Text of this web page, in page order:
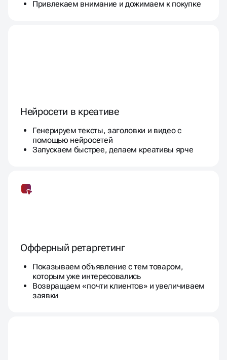
Привлекаем внимание и дожимаем к покупке
Нейросети в креативе
Генерируем тексты, заголовки и видео с
помощью нейросетей
Запускаем быстрее, делаем креативы ярче
Офферный ретаргетинг
Показываем объявление с тем товаром,
которым уже интересовались
Возвращаем «почти клиентов» и увеличиваем
заявки